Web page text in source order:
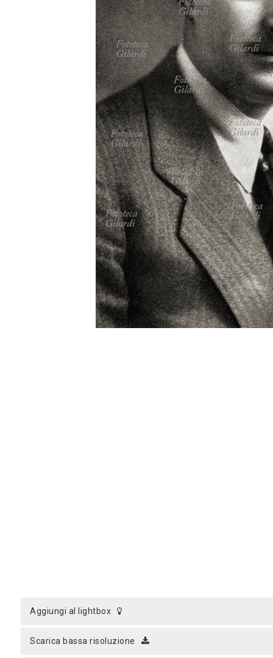
aggiungi al lightbox
scarica bassa risoluzione